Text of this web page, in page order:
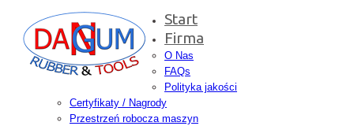
Start
Firma
O Nas
FAQs
Polityka jakości
Certyfikaty / Nagrody
Przestrzeń robocza maszyn